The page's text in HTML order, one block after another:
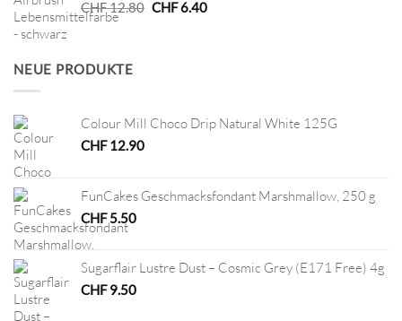
CHF12.80 Ursprünglicher
CHF6.40Aktueller
NEUE PRODUKTE
Colour Mill Choco Drip Natural White 125G
CHF12.90
FunCakes Geschmacksfondant Marshmallow, 250 g
CHF5.50
Sugarflair Lustre Dust – Cosmic Grey (E171 Free) 4g
CHF9.50